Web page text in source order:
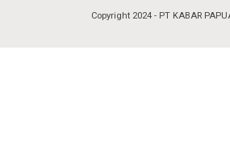
Copyright 2024 - PT KABAR